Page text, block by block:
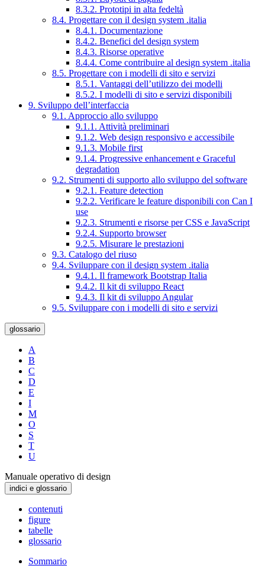
8.3.2. Prototipi in alta fedeltà
8.4. Progettare con il design system .italia
8.4.1. Documentazione
8.4.2. Benefici del design system
8.4.3. Risorse operative
8.4.4. Come contribuire al design system .italia
8.5. Progettare con i modelli di sito e servizi
8.5.1. Vantaggi dell’utilizzo dei modelli
8.5.2. I modelli di sito e servizi disponibili
9. Sviluppo dell’interfaccia
9.1. Approccio allo sviluppo
9.1.1. Attività preliminari
9.1.2. Web design responsivo e accessibile
9.1.3. Mobile first
9.1.4. Progressive enhancement e Graceful
degradation
9.2. Strumenti di supporto allo sviluppo del software
9.2.1. Feature detection
9.2.2. Verificare le feature disponibili con Can I
use
9.2.3. Strumenti e risorse per CSS e JavaScript
9.2.4. Supporto browser
9.2.5. Misurare le prestazioni
9.3. Catalogo del riuso
9.4. Sviluppare con il design system .italia
9.4.1. Il framework Bootstrap Italia
9.4.2. Il kit di sviluppo React
9.4.3. Il kit di sviluppo Angular
9.5. Sviluppare con i modelli di sito e servizi
glossario
A
B
C
D
E
I
M
O
S
T
U
Manuale operativo di design
indici e glossario
contenuti
figure
tabelle
glossario
Sommario